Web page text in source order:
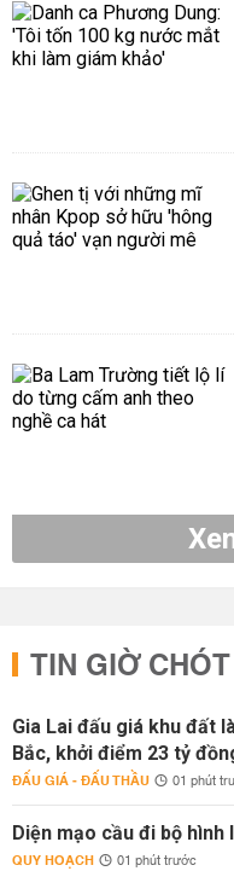
TIN GIỜ CHÓT
Gia Lai đấu giá khu đất
Bắc, khởi điểm 23 tỷ
ĐẤU GIÁ - ĐẤU THẦU 01 phút
Diện mạo cầu đi bộ hình
QUY HOẠCH 01 phút trước